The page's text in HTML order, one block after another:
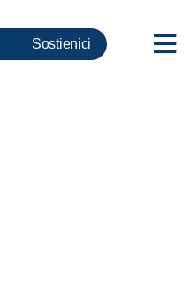
Sostienici